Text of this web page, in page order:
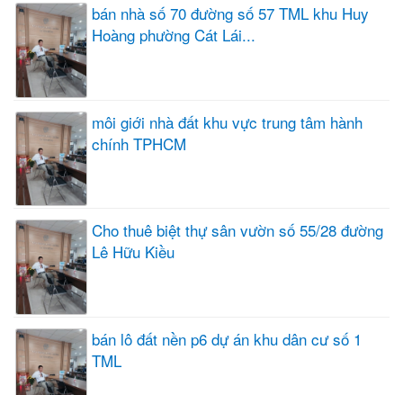
bán nhà số 70 đường số 57 TML khu Huy
Hoàng phường Cát Lái...
môi giới nhà đất khu vực trung tâm hành
chính TPHCM
Cho thuê biệt thự sân vườn số 55/28 đường
Lê Hữu Kiều
bán lô đất nền p6 dự án khu dân cư số 1
TML